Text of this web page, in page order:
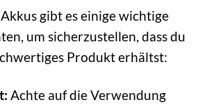
gibt es einige wichtige
um sicherzustellen, dass du
Produkt erhältst:
Achte auf die Verwendung